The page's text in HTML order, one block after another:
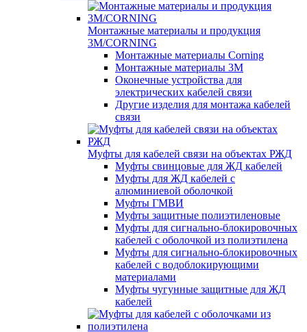
Монтажные материалы и продукция
3M/CORNING
Монтажные материалы Corning
Монтажные материалы 3M
Оконечные устройства для
электрических кабелей связи
Другие изделия для монтажа кабелей
связи
Муфты для кабелей связи на объектах РЖД
Муфты свинцовые для ЖД кабелей
Муфты для ЖД кабелей с
алюминиевой оболочкой
Муфты ГМВИ
Муфты защитные полиэтиленовые
Муфты для сигнально-блокировочных
кабелей с оболочкой из полиэтилена
Муфты для сигнально-блокировочных
кабелей с водоблокирующими
материалами
Муфты чугунные защитные для ЖД
кабелей